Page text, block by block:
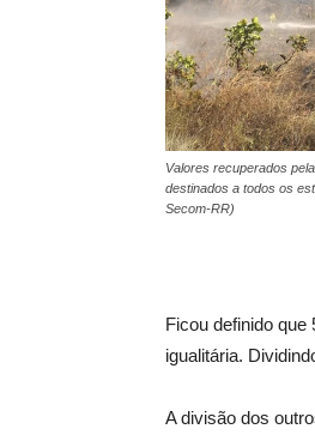
Valores recuperados
destinados a todos os
Secom-RR)
Ficou definido
igualitária.
A divisão dos